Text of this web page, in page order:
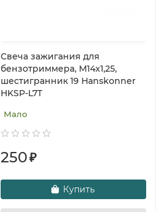
Свеча зажигания для
бензотриммера, M14х1,25,
шестигранник 19 Hanskonner
HKSP-L7T
Мало
250₽
Купить